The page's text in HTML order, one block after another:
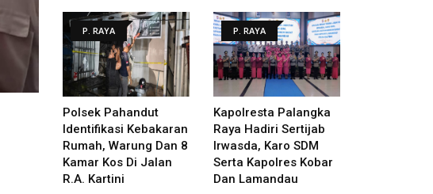
P. RAYA
Polsek Pahandut
Identifikasi Kebakaran
Rumah, Warung Dan 8
Kamar Kos Di Jalan
R.A. Kartini
P. RAYA
Kapolresta Palangka
Raya Hadiri Sertijab
Irwasda, Karo SDM
Serta Kapolres Kobar
Dan Lamandau